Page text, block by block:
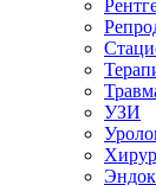
УЗИ